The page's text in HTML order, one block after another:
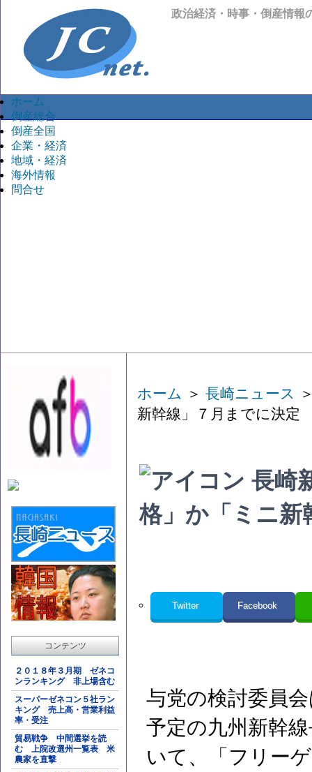
政治経済・時事・倒産情報
ホーム
倒産総合
倒産全国
企業・経済
地域・経済
海外情報
問合せ
コンテンツ
２０１８年３月期 ゼネコ
ンランキング 非上場含む
スーパーゼネコン５社ラン
キング 売上高・営業利益
率・受注
貿易戦争 中間選挙を読
む 上院改選州一覧表 米
農家を直撃
ホーム ＞ 長崎ニュース
新幹線」７月までに決定
長崎
格」か「ミニ新
Twitter Facebook
与党の検討委員
予定の九州新幹
いて、「フリー